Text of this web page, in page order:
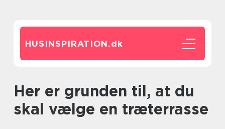
HUSINSPIRATION.dk
Her er grunden til, at du
skal vælge en træterrasse